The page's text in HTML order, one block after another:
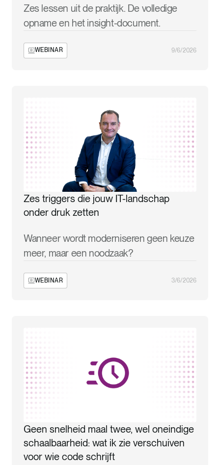
Zes lessen uit de praktijk. De volledige
opname en het insight-document.
WEBINAR 9/6/2026
Zes triggers die jouw IT-landschap
onder druk zetten
Wanneer wordt moderniseren geen keuze
meer, maar een noodzaak?
WEBINAR 3/6/2026
Geen snelheid maal twee, wel oneindige
schaalbaarheid: wat ik zie verschuiven
voor wie code schrijft